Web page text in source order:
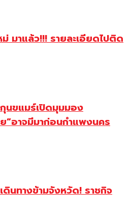
มาแล้ว!!! รายละเอียดไปติด
นขแมร์เปิดมุมมอง
”อาจมีมาก่อนกำแพงนคร
ดินทางข้ามจังหวัด! ราชกิจ